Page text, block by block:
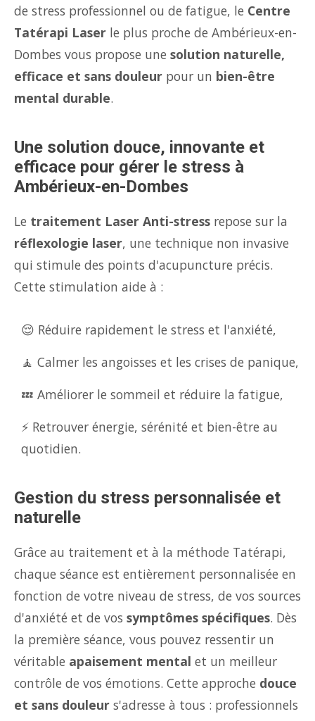
de stress professionnel ou de fatigue, le Centre
Tatérapi Laser le plus proche de Ambérieux-en-
Dombes vous propose une solution naturelle,
efficace et sans douleur pour un bien-être
mental durable.
Une solution douce, innovante et
efficace pour gérer le stress à
Ambérieux-en-Dombes
Le traitement Laser Anti-stress repose sur la
réflexologie laser, une technique non invasive
qui stimule des points d'acupuncture précis.
Cette stimulation aide à :
😌 Réduire rapidement le stress et l'anxiété,
🧘 Calmer les angoisses et les crises de panique,
💤 Améliorer le sommeil et réduire la fatigue,
⚡ Retrouver énergie, sérénité et bien-être au
quotidien.
Gestion du stress personnalisée et
naturelle
Grâce au traitement et à la méthode Tatérapi,
chaque séance est entièrement personnalisée en
fonction de votre niveau de stress, de vos sources
d'anxiété et de vos symptômes spécifiques. Dès
la première séance, vous pouvez ressentir un
véritable apaisement mental et un meilleur
contrôle de vos émotions. Cette approche douce
et sans douleur s'adresse à tous : professionnels